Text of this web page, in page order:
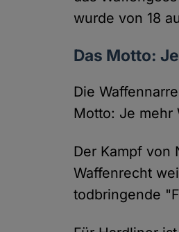
wurde von 18
Das Motto:
Die
Motto: Je mehr
Der Kampf von
Waffenrecht
todbringende